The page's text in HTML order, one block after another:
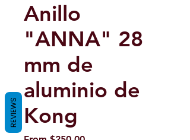
Anillo
"ANNA" 28
mm de
aluminio de
Kong
REVIEWS